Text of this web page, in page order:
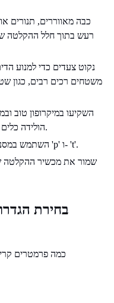
כבה מאווררים, תנורים
רעש בתוך חלל ההקלטה
נקוט צעדים כדי למנוע
משטחים רכים רבים, כגון
השקיעו במיקרופון טוב
הולידה כלים הממירים צליל טיפוסי לצליל מקצועי.
השתמש במסנן פופ כדי להפחית צלילים קשים כגון 'p' ו- 't'.
שמור את מכשיר ההקלטה
בחירת
כמה פרמטרים